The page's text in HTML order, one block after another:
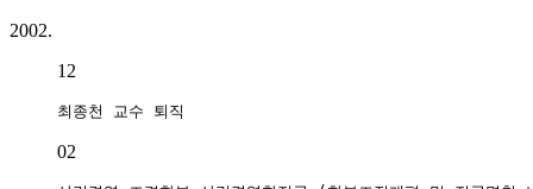
2002.
12
최종천 교수 퇴직
02